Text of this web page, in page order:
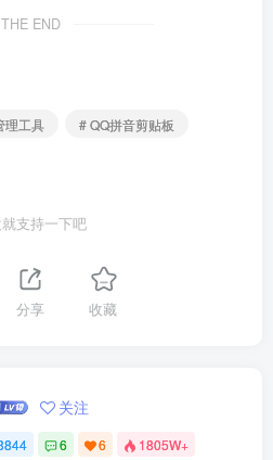
THE END
理工具
# QQ拼音剪贴板
支持一下吧
分享 收藏
关注
6 6 1805W+